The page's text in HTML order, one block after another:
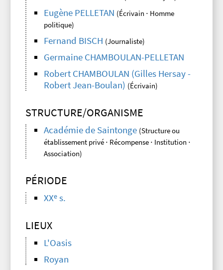
Eugène PELLETAN (Écrivain ⋅ Homme
politique)
Fernand BISCH (Journaliste)
Germaine CHAMBOULAN-PELLETAN
Robert CHAMBOULAN (Gilles Hersay -
Robert Jean-Boulan) (Écrivain)
STRUCTURE/ORGANISME
Académie de Saintonge (Structure ou
établissement privé ⋅ Récompense ⋅ Institution ⋅
Association)
PÉRIODE
XXe s.
LIEUX
L'Oasis
Royan